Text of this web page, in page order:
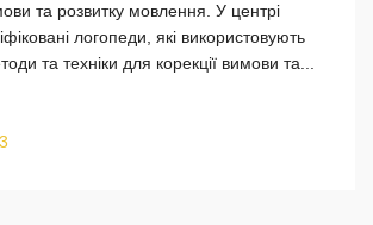
та розвитку мовлення. У центрі
логопеди, які використовують
та техніки для корекції вимови та...